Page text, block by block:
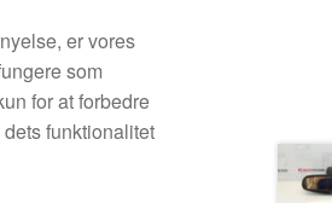
er vores
som
for at forbedre
funktionalitet